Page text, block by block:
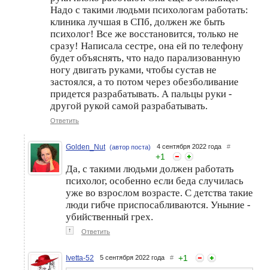
Надо с такими людьми психологам работать:
клиника лучшая в СПб, должен же быть
психолог! Все же восстановится, только не
сразу! Написала сестре, она ей по телефону
будет объяснять, что надо парализованную
ногу двигать руками, чтобы сустав не
застоялся, а то потом через обезболивание
придется разрабатывать. А пальцы руки -
другой рукой самой разрабатывать.
Ответить
Golden_Nut (автор поста) 4 сентября 2022 года #
+1
Да, c такими людьми должен работать
психолог, особенно если беда случилась
уже во взрослом возрасте. С детства такие
люди гибче приспосабливаются. Уныние -
убийственный грех.
↑ Ответить
Ivetta-52 5 сентября 2022 года # +1